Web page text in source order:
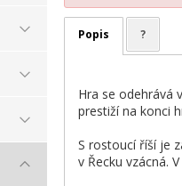
Popis ?
Hra se odehrává
prestiží na konci
S rostoucí říší je
v Řecku vzácná.